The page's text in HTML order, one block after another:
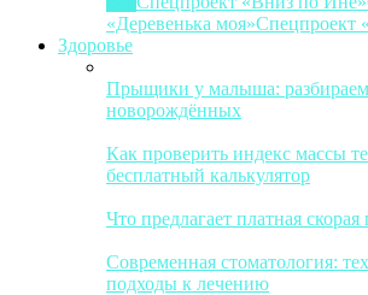
«Деревенька моя»Спецпроект
Здоровье
Прыщики у малыша:
новорождённых
Как проверить индекс массы
бесплатный калькулятор
Что предлагает платная
Современная стоматология:
подходы к лечению